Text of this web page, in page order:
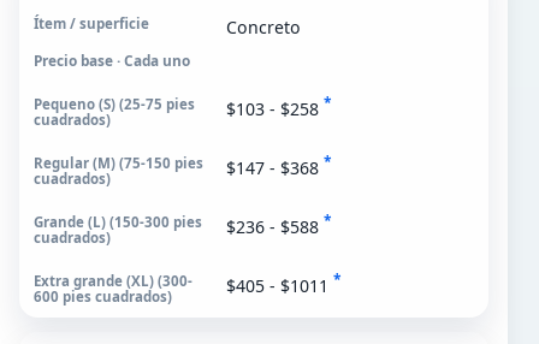
Concreto
Precio base · Cada uno
$103 - $258 *
$147 - $368 *
$236 - $588 *
$405 - $1011 *